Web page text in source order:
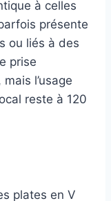
à celles
présente
ou liés à des
prise
l’usage
reste à 120
plates en V